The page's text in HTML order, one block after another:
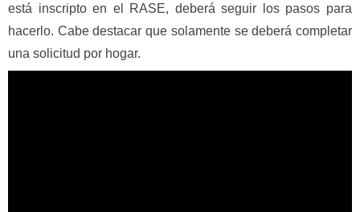
está inscripto en el RASE, deberá seguir los pasos para
hacerlo. Cabe destacar que solamente se deberá completar
una solicitud por hogar.